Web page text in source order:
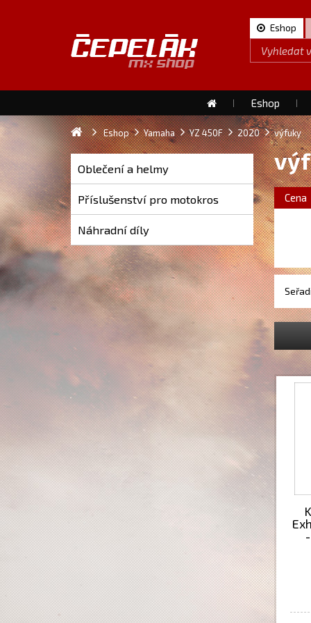
Eshop
Eshop
Eshop Yamaha YZ 450F 2020 výfuky
Oblečení a helmy
Příslušenství pro motokros
Náhradní díly
Cena